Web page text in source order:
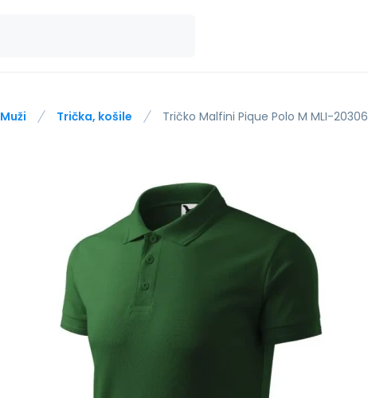
Muži Trička, košile Tričko Malfini Pique Polo M MLI-20306